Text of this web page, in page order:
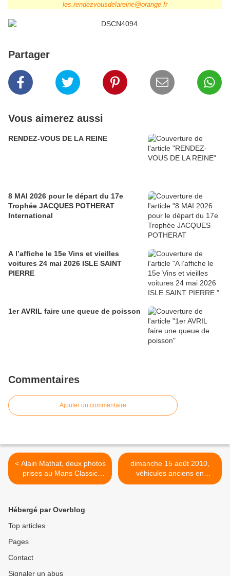
les.rendezvousdelareine@orange.fr
Partager
Vous aimerez aussi
RENDEZ-VOUS DE LA REINE
8 MAI 2026 pour le départ du 17e
Trophée JACQUES POTHERAT
International
A l’affiche le 15e Vins et vieilles
voitures 24 mai 2026 ISLE SAINT
PIERRE
1er AVRIL faire une queue de poisson
Commentaires
Ajouter un commentaire
< Alain Mathat, deux photos
prises au Mans Classic
2010
dimanche 15 août 2010,
véhicules anciens en
balade dans le 78 et 28 >
Hébergé par Overblog
Top articles
Pages
Contact
Signaler un abus